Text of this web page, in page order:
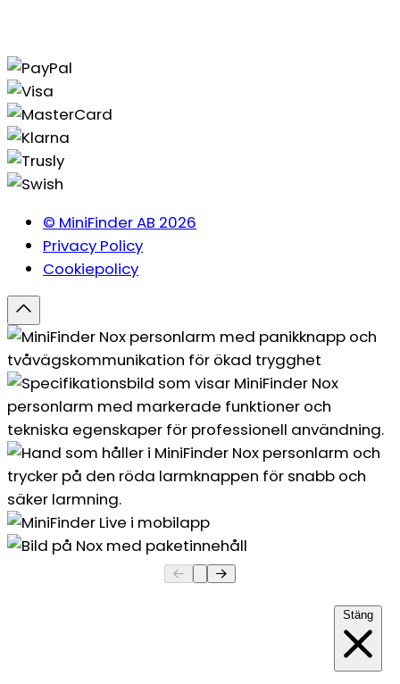
© MiniFinder AB 2026
Privacy Policy
Cookiepolicy
Stäng